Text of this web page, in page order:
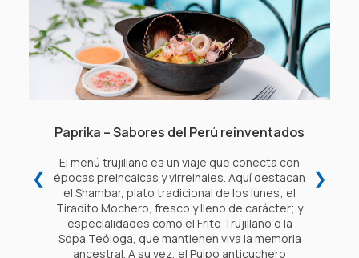
Paprika – Sabores del Perú reinventados
El menú trujillano es un viaje que conecta con
épocas preincaicas y virreinales. Aquí destacan
el Shambar, plato tradicional de los lunes; el
Tiradito Mochero, fresco y lleno de carácter; y
especialidades como el Frito Trujillano o la
Sopa Teóloga, que mantienen viva la memoria
ancestral. A su vez, el Pulpo anticuchero
❮ ❯